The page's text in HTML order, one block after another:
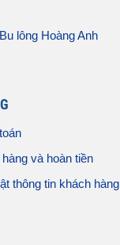
lông Hoàng Anh
và hoàn tiền
thông tin khách hàng